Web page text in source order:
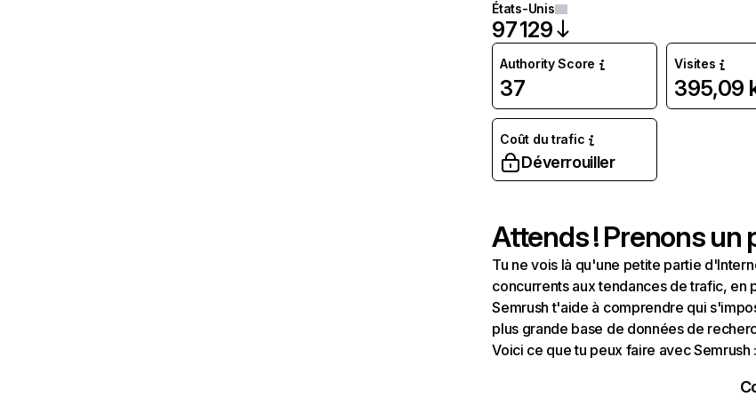
États-Unis
97 129
Authority Score
37
Visites
395,09
Coût du trafic
Déverrouiller
Attends ! Prenons un
Tu ne vois là qu'une petite partie
concurrents aux tendances de trafic, en
Semrush t'aide à comprendre qui
plus grande base de données de
Voici ce que tu peux faire avec Semrush